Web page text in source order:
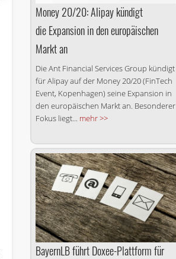
Money 20/20: Alipay kündigt
die Expansion in den europäischen
Markt an
Die Ant Financial Services Group kündigt
für Alipay auf der Money 20/20 (FinTech
Event, Kopenhagen) seine Expansion in
den europäischen Markt an. Besonderer
Fokus liegt... mehr >>
BayernLB führt Doxee-Plattform für